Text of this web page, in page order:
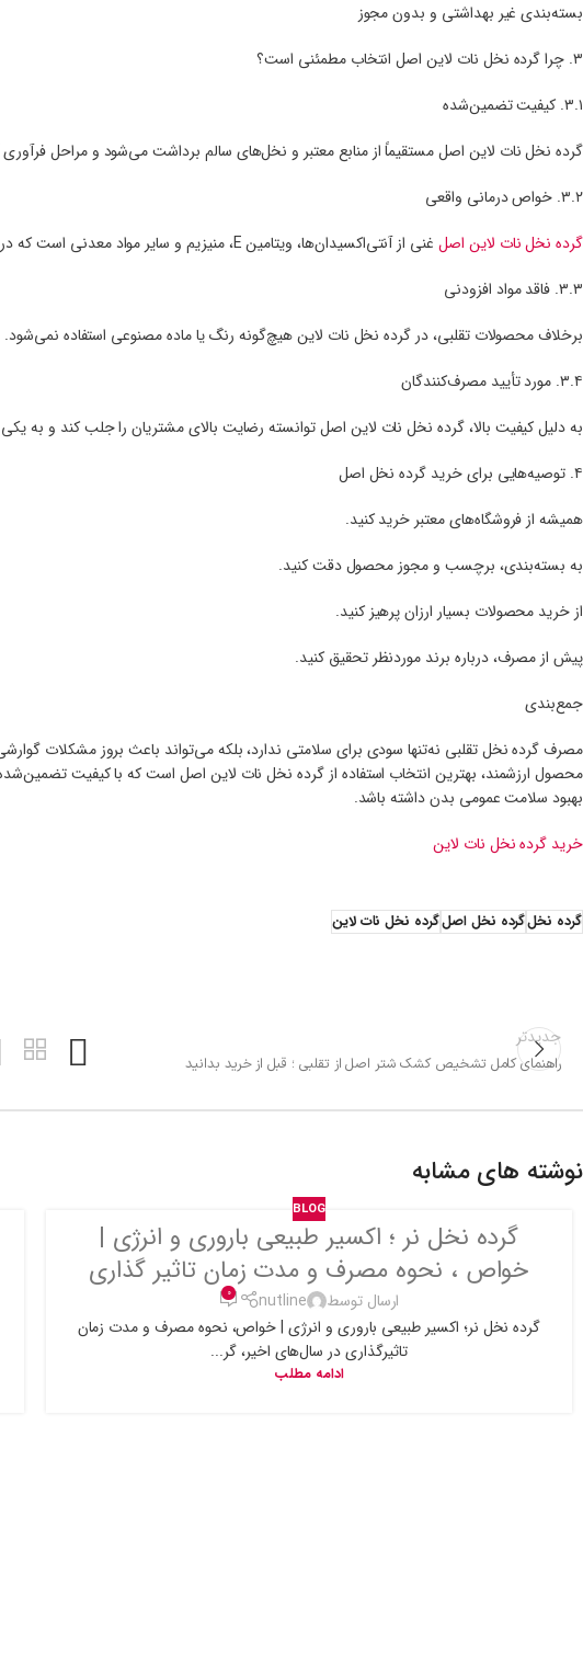
بسته‌بندی غیر بهداشتی و بدون مجوز
۳. چرا گرده نخل نات لاین اصل انتخاب مطمئنی است؟
۳.۱. کیفیت تضمین‌شده
گرده نخل نات لاین اصل مستقیماً از منابع معتبر و نخل‌های سالم برداشت می‌شود و مراحل
۳.۲. خواص درمانی واقعی
گرده نخل نات لاین اصل غنی از آنتی‌اکسیدان‌ها، ویتامین E، منیزیم و سایر مواد معدنی است که در بهبود باروری، افزایش انرژی و تقویت سیستم ایمنی نقش مهمی دارند.
۳.۳. فاقد مواد افزودنی
برخلاف محصولات تقلبی، در گرده نخل نات لاین هیچ‌گونه رنگ یا ماده مصنوعی استفاده نمی‌شود.
۳.۴. مورد تأیید مصرف‌کنندگان
به دلیل کیفیت بالا، گرده نخل نات لاین اصل توانسته رضایت بالای مشتریان را جلب کند و به
۴. توصیه‌هایی برای خرید گرده نخل اصل
همیشه از فروشگاه‌های معتبر خرید کنید.
به بسته‌بندی، برچسب و مجوز محصول دقت کنید.
از خرید محصولات بسیار ارزان پرهیز کنید.
پیش از مصرف، درباره برند موردنظر تحقیق کنید.
جمع‌بندی
مصرف گرده نخل تقلبی نه‌تنها سودی برای سلامتی ندارد، بلکه می‌تواند باعث بروز مشکلات
محصول ارزشمند، بهترین انتخاب استفاده از گرده نخل نات لاین اصل است که با کیفیت
بهبود سلامت عمومی بدن داشته باشد.
خرید گرده نخل نات لاین
گرده نخلگرده نخل اصلگرده نخل نات لاین
جدیدتر
راهنمای کامل تشخیص کشک شتر اصل از تقلبی ؛ قبل از خرید بدانید
نوشته های مشابه
BLOG
گرده نخل نر ؛ اکسیر طبیعی باروری و انرژی |
خواص ، نحوه مصرف و مدت زمان تاثیر گذاری
ارسال توسط nutline
0
گرده نخل نر؛ اکسیر طبیعی باروری و انرژی | خواص، نحوه مصرف و مدت زمان
تاثیرگذاری در سال‌های اخیر، گر...
ادامه مطلب